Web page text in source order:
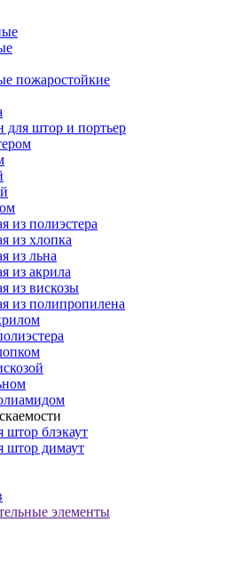
пожаростойкие
для штор и портьер
из полиэстера
из хлопка
из льна
из акрила
из вискозы
из полипропилена
штор блэкаут
штор димаут
элементы